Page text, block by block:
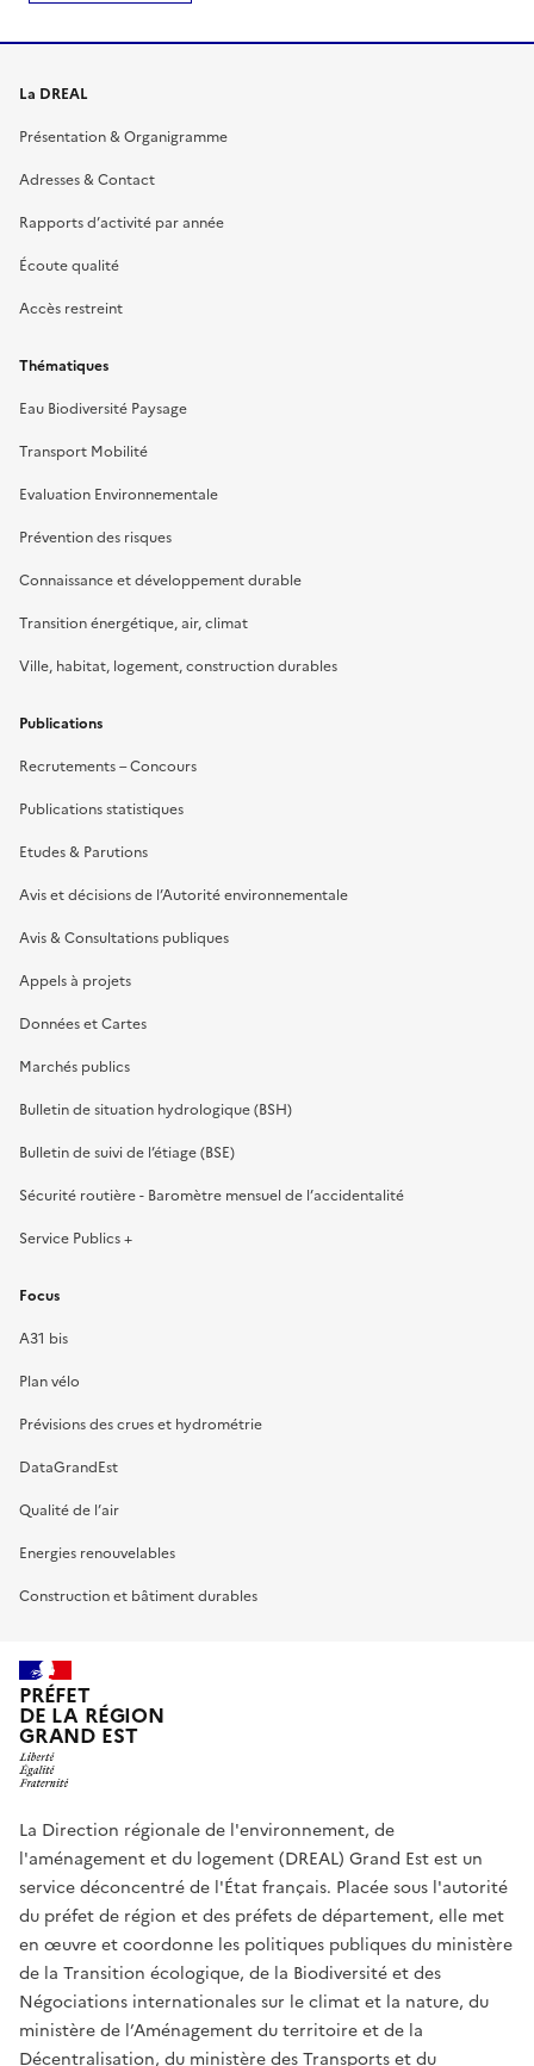
La DREAL
Présentation & Organigramme
Adresses & Contact
Rapports d’activité par année
Écoute qualité
Accès restreint
Thématiques
Eau Biodiversité Paysage
Transport Mobilité
Evaluation Environnementale
Prévention des risques
Connaissance et développement durable
Transition énergétique, air, climat
Ville, habitat, logement, construction durables
Publications
Recrutements – Concours
Publications statistiques
Etudes & Parutions
Avis et décisions de l’Autorité environnementale
Avis & Consultations publiques
Appels à projets
Données et Cartes
Marchés publics
Bulletin de situation hydrologique (BSH)
Bulletin de suivi de l’étiage (BSE)
Sécurité routière - Baromètre mensuel de l’accidentalité
Service Publics +
Focus
A31 bis
Plan vélo
Prévisions des crues et hydrométrie
DataGrandEst
Qualité de l’air
Energies renouvelables
Construction et bâtiment durables
PRÉFET
DE LA RÉGION
GRAND EST
La Direction régionale de l'environnement, de
l'aménagement et du logement (DREAL) Grand Est est un
service déconcentré de l'État français. Placée sous l'autorité
du préfet de région et des préfets de département, elle met
en œuvre et coordonne les politiques publiques du ministère
de la Transition écologique, de la Biodiversité et des
Négociations internationales sur le climat et la nature, du
ministère de l’Aménagement du territoire et de la
Décentralisation, du ministère des Transports et du